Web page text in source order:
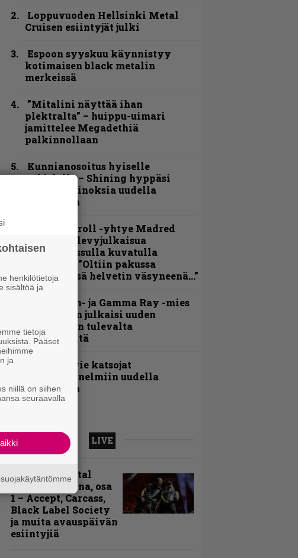
Loppuvuoden Hellsinki Metal
Cruisen esiintyjät julki
Espoon syyskuu käynnistyy
kotimaisen black metalin
merkeissä
”Mitalini näyttää ihan
plektralta” – huippu-uimari
jamittelee Megadethiä
palkinnollaan
Kunnianosoitus hyiselle
Pohjolalle – Shining hyppäsi
keskelle kinoksia uudella
videollaan
Thrash ’n’ roll -yhtye Madred
ryydittää levyjulkaisua
keikkareissulla kuvatulla
videolla – ”Oltiin pakussa
kusihädässä helvetin väsyneenä…”
Helloween- ja Gamma Ray -mies
Kai Hansen julkaisi uuden
maistiaisen tulevalta
soololevyltä
Anthrax vie katsojat
keikkatunnelmiin uudella
videollaan
LIVE
Hellsinki Metal
Festival kuvina, osa
1 – Accept, Carcass,
Black Label Society
ja muita avauspäivän
esiintyjiä
henkilötietoja
sisältöä ja
tietoja
Pääset
ja
niillä on siihen
seuraavalla